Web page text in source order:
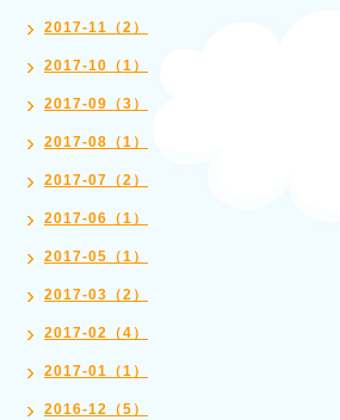
2017-11（2）
2017-10（1）
2017-09（3）
2017-08（1）
2017-07（2）
2017-06（1）
2017-05（1）
2017-03（2）
2017-02（4）
2017-01（1）
2016-12（5）